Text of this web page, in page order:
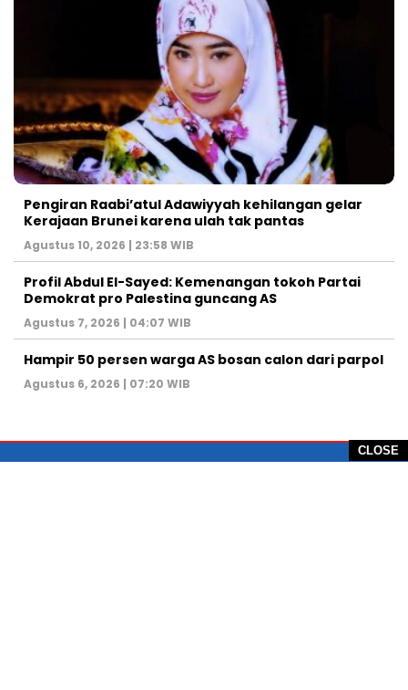
CLOSE
Pengiran Raabi’atul Adawiyyah kehilangan gelar
Kerajaan Brunei karena ulah tak pantas
Agustus 10, 2026 | 23:58 WIB
Profil Abdul El-Sayed: Kemenangan tokoh Partai
Demokrat pro Palestina guncang AS
Agustus 7, 2026 | 04:07 WIB
Hampir 50 persen warga AS bosan calon dari parpol
Agustus 6, 2026 | 07:20 WIB